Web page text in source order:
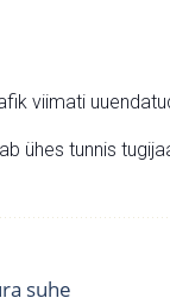
viimati
ühes tunnis
suhe